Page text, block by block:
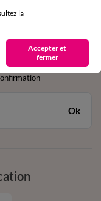
Ok
la
Accepter et
fermer